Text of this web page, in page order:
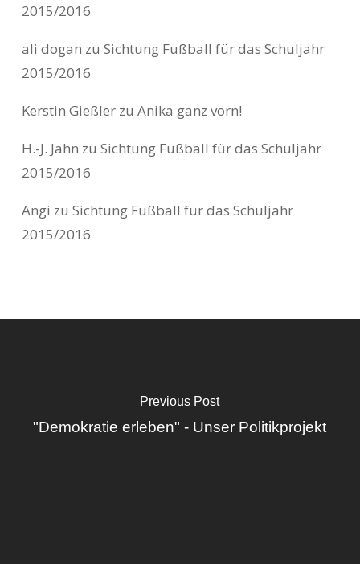
2015/2016
ali dogan zu Sichtung Fußball für das Schuljahr
2015/2016
Kerstin Gießlerzu Anika ganz vorn!
H.-J. Jahn zu Sichtung Fußball für das Schuljahr
2015/2016
Angi zu Sichtung Fußball für das Schuljahr
2015/2016
Previous Post
"Demokratie erleben" - Unser Politikprojekt